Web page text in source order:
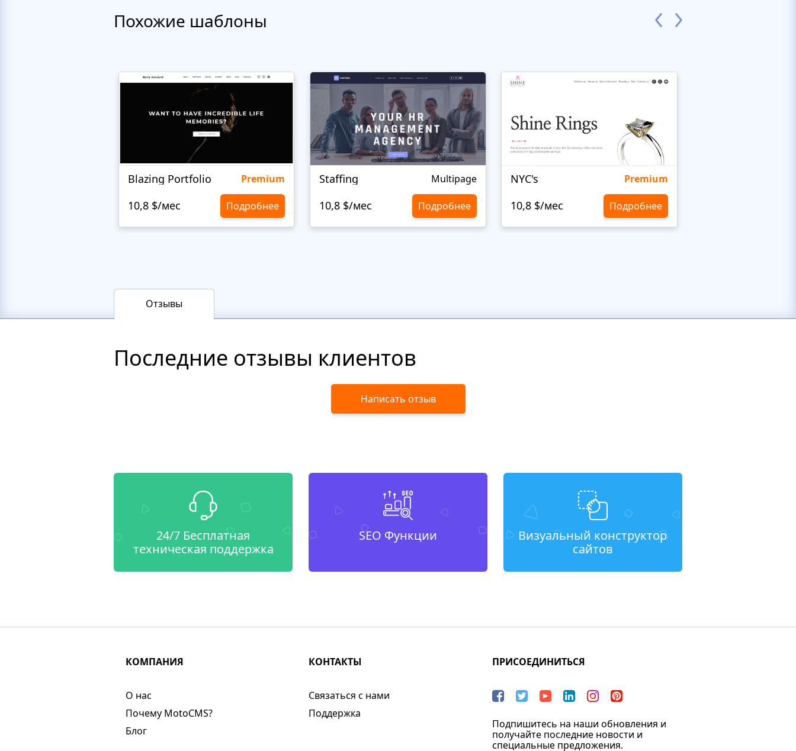
Похожие шаблоны
Blazing Portfolio Premium
10,8 $/мес Подробнее
Staffing Multipage
10,8 $/мес Подробнее
NYC's Premium
10,8 $/мес Подробнее
Отзывы
Последние отзывы клиентов
Написать отзыв
24/7 Бесплатная
техническая поддержка
SEO Функции
Визуальный конструктор
сайтов
КОМПАНИЯ
О нас​
Почему MotoCMS?
Блог
КОНТАКТЫ
Связаться с нами
Поддержка
ПРИСОЕДИНИТЬСЯ
Подпишитесь на наши обновления и
получайте последние новости и
специальные предложения.